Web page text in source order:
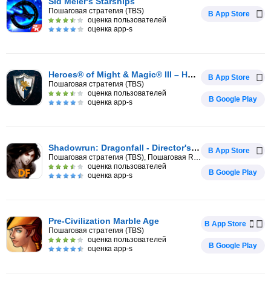
Пошаговая стратегия (TBS)
оценка пользователей
оценка app-s
В App Store
Heroes® of Might & Magic® III – HD Edition
Пошаговая стратегия (TBS)
оценка пользователей
оценка app-s
В App Store
В Google Play
Shadowrun: Dragonfall - Director's Cut
Пошаговая стратегия (TBS), Пошаговая RPG
оценка пользователей
оценка app-s
В App Store
В Google Play
Pre-Civilization Marble Age
Пошаговая стратегия (TBS)
оценка пользователей
оценка app-s
В App Store
В Google Play